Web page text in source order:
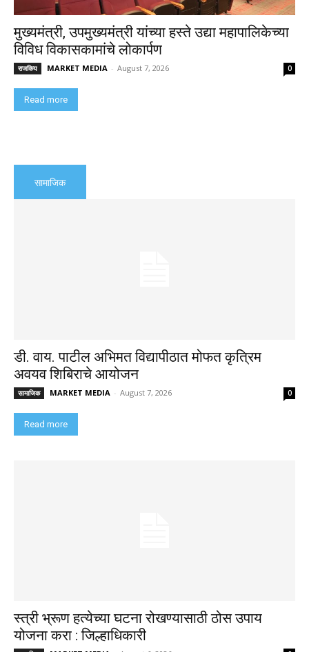
मुख्यमंत्री, उपमुख्यमंत्री यांच्या हस्ते उद्या महापालिकेच्या
विविध विकासकामांचे लोकार्पण
राजकिय MARKET MEDIA - August 7, 2026 0
Read more
सामाजिक
डी. वाय. पाटील अभिमत विद्यापीठात मोफत कृत्रिम
अवयव शिबिराचे आयोजन
सामाजिक MARKET MEDIA - August 7, 2026 0
Read more
स्त्री भ्रूण हत्येच्या घटना रोखण्यासाठी ठोस उपाय
योजना करा : जिल्हाधिकारी